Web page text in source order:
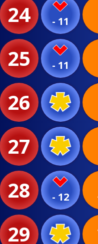
24 - 11
25 - 11
26
27
28 - 12
29